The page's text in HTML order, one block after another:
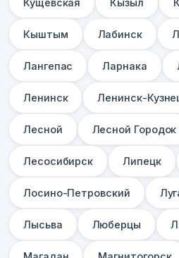
Кущевская Кызыл
Кыштым Лабинск
Лангепас Ларнака
Ленинск Ленинск-
Лесной Лесной Городок
Лесосибирск Липецк
Лосино-Петровский
Лысьва Люберцы